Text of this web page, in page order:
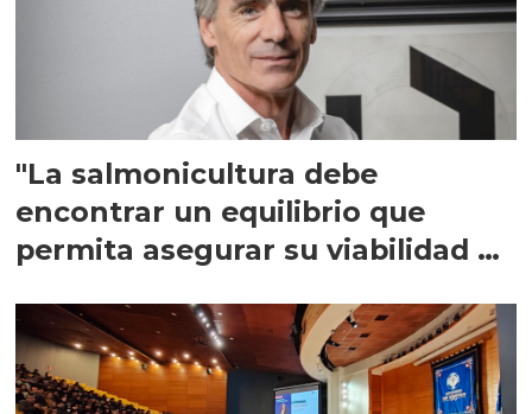
"La salmonicultura debe
encontrar un equilibrio que
permita asegurar su viabilidad de